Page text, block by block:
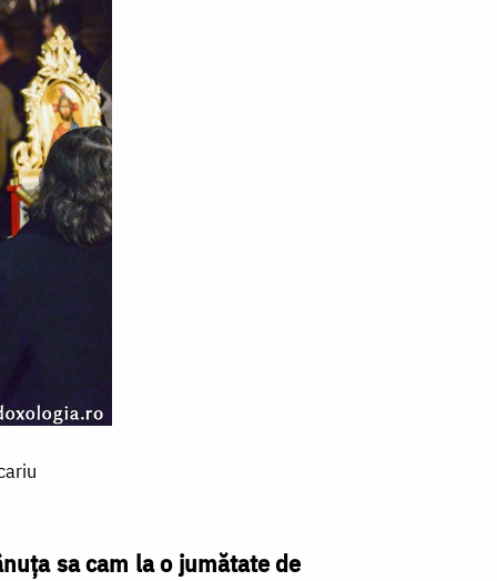
sa cam la o jumătate de